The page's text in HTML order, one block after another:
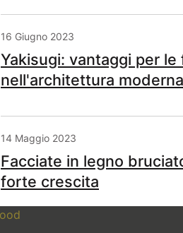
16 Giugno 2023
Yakisugi: vantaggi per
nell'architettura moderna
14 Maggio 2023
Facciate in legno
forte crescita